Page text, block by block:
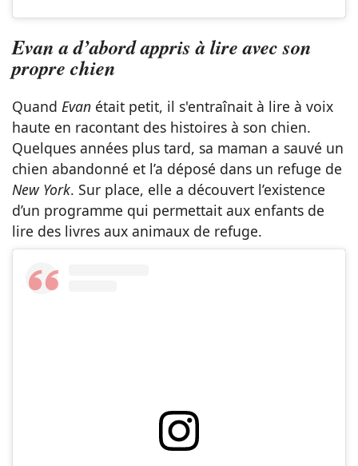
Evan a d’abord appris à lire avec son
propre chien
Quand Evan était petit, il s'entraînait à lire à voix
haute en racontant des histoires à son chien.
Quelques années plus tard, sa maman a sauvé un
chien abandonné et l’a déposé dans un refuge de
New York. Sur place, elle a découvert l’existence
d’un programme qui permettait aux enfants de
lire des livres aux animaux de refuge.